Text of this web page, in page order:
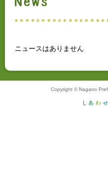
ニュースはありません
Copyright © Nagano